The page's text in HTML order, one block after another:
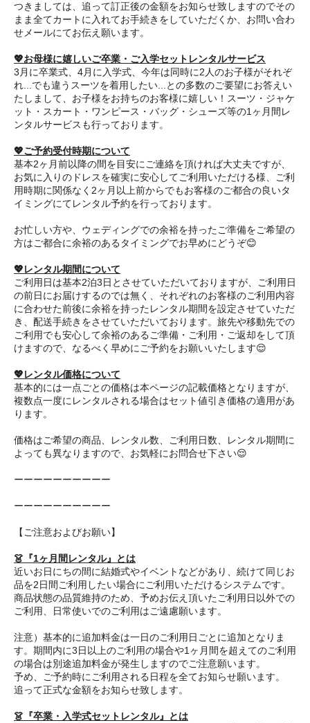
つきましては、追って訂正後の金額をお知らせ致しますのでその
まま全てカートに入れてお手続きをしていただくか、お問い合わ
せメールにてお伝え願います。
💖お母様に嬉しいご卒業・ご入学セットレンタルサービス
3月に卒業式、4月に入学式、今年は同時に2人のお子様がそれぞ
れ...でも違うスーツを着用したい...との多数のご要望にお答えい
たしまして、お子様をお持ちのお客様に嬉しい！スーツ・ジャケ
ット・スカート・ワンピース・バッグ・シューズ等の1ヶ月間レ
ンタルサービスも行っております。
💖ご予約受付時期について
基本2ヶ月前以降の間を目安にご連絡を頂ければ大丈夫ですが、
お気に入りのドレスを確実に安心してご利用いただける様、ご利
用時期に関係なく2ヶ月以上前からでもお客様のご都合の良いタ
イミングにてレンタル予約を行っております。
お忙しい方や、ウェディングでの余裕を持ったご準備をご希望の
方はご都合に余裕のあるタイミングでお早めにどうぞ😊
💖レンタル期間について
ご利用日は基本2泊3日とさせていただいておりますが、ご利用日
の前日にお届けするのでは無く、それぞれのお客様のご利用内容
に合わせた前後に余裕を持ったレンタル期間を設定させていただ
き、配送手続きをさせていただいております。旅先や移動先での
ご利用でも安心して余裕のあるご準備・ご利用・ご返却をして頂
けますので、なるべく早めにご予約をお願いいたします😌
💖レンタル価格について
基本的には一点ごとの価格は本ページの記載価格となりますが、
複数点一度にレンタルされる場合はセット値引き価格の適用があ
ります。
価格はご希望の商品、レンタル数、ご利用日数、レンタル期間に
よっても異なりますので、お気軽にお問合せ下さい😌
ーーーーーーーーーー
ーーーーーーーーーー
【ご注意およびお願い】
👗『1ヶ月間レンタル』とは
近いお日にちの間に結婚式やイベントなどがあり、続けて同じお
品を2日間ご利用したい場合にご利用いただけるシステムです。
商品状態の品質維持のため、予めお伝え頂いたご利用日以外での
ご利用、日常使いでのご利用はご遠慮願います。
注意）基本的に追加料金は一日のご利用日ごとに追加となりま
す。期間内に3日以上のご利用の場合や1ヶ月間を超えてのご利用
の場合は別途追加料金が発生しますのでご注意願います。
予め、ご予約時にご利用される日程を全てお知らせ願います。
追って正式な金額をお知らせ致します。
👗『卒業・入学式セットレンタル』とは